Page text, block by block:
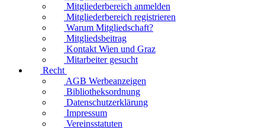
Mitgliederbereich anmelden
Mitgliederbereich registrieren
Warum Mitgliedschaft?
Mitgliedsbeitrag
Kontakt Wien und Graz
Mitarbeiter gesucht
Recht
AGB Werbeanzeigen
Bibliotheksordnung
Datenschutzerklärung
Impressum
Vereinsstatuten